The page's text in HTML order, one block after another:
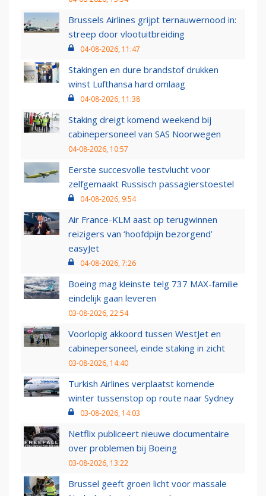
Brussels Airlines grijpt ternauwernood in:
streep door vlootuitbreiding
04-08-2026, 11:47
Stakingen en dure brandstof drukken
winst Lufthansa hard omlaag
04-08-2026, 11:38
Staking dreigt komend weekend bij
cabinepersoneel van SAS Noorwegen
04-08-2026, 10:57
Eerste succesvolle testvlucht voor
zelfgemaakt Russisch passagierstoestel
04-08-2026, 9:54
Air France-KLM aast op terugwinnen
reizigers van ‘hoofdpijn bezorgend’
easyJet
04-08-2026, 7:26
Boeing mag kleinste telg 737 MAX-familie
eindelijk gaan leveren
03-08-2026, 22:54
Voorlopig akkoord tussen WestJet en
cabinepersoneel, einde staking in zicht
03-08-2026, 14:40
Turkish Airlines verplaatst komende
winter tussenstop op route naar Sydney
03-08-2026, 14:03
Netflix publiceert nieuwe documentaire
over problemen bij Boeing
03-08-2026, 13:22
Brussel geeft groen licht voor massale